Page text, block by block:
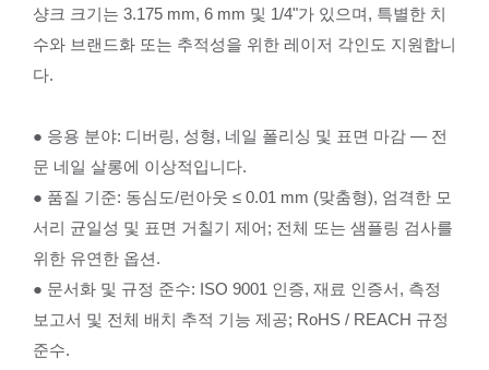
샹크 크기는 3.175 mm, 6 mm 및 1/4"가 있으며, 특별한 치
수와 브랜드화 또는 추적성을 위한 레이저 각인도 지원합니
다.
● 응용 분야: 디버링, 성형, 네일 폴리싱 및 표면 마감 — 전
문 네일 살롱에 이상적입니다.
● 품질 기준: 동심도/런아웃 ≤ 0.01 mm (맞춤형), 엄격한 모
서리 균일성 및 표면 거칠기 제어; 전체 또는 샘플링 검사를
위한 유연한 옵션.
● 문서화 및 규정 준수: ISO 9001 인증, 재료 인증서, 측정
보고서 및 전체 배치 추적 기능 제공; RoHS / REACH 규정
준수.